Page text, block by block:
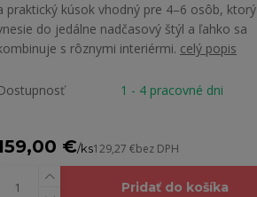
praktický kúsok vhodný pre 4–6 osôb, ktorý
do jedálne nadčasový štýl a ľahko sa
s rôznymi interiérmi. celý popis
1 - 4 pracovné dni
€/ks129,27 €bez DPH
Pridať do košíka